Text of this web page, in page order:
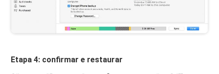
Etapa 4: confirmar e restaurar